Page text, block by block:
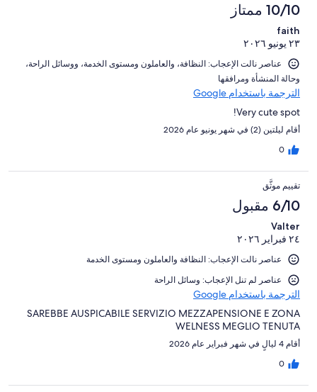
10/10 ممتاز
faith
٢٣ يونيو ٢٠٢٦
عناصر نالت الإعجاب: ⁦النظافة⁩، و⁦العاملون ومستوى الخدمة⁩، و⁦وسائل الراحة⁩،
و⁦حالة المنشأة ومرافقها⁩
الترجمة باستخدام Google
Very cute spot!
أقام ليلتين (2) في شهر يونيو عام 2026
0
تقييم موثَّق
6/10 مقبول
Valter
٢٤ فبراير ٢٠٢٦
عناصر نالت الإعجاب: ⁦النظافة⁩ و⁦العاملون ومستوى الخدمة⁩
عناصر لم تنل الإعجاب: وسائل الراحة
الترجمة باستخدام Google
SAREBBE AUSPICABILE SERVIZIO MEZZAPENSIONE E ZONA
WELNESS MEGLIO TENUTA
أقام 4 ليالٍ في شهر فبراير عام 2026
0